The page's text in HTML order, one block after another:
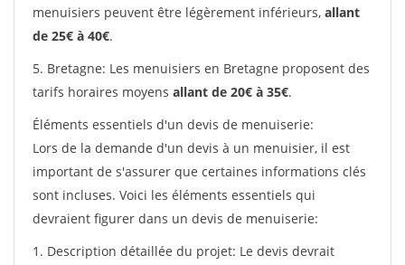
menuisiers peuvent être légèrement inférieurs, allant
de 25€ à 40€.
5. Bretagne: Les menuisiers en Bretagne proposent des
tarifs horaires moyens allant de 20€ à 35€.
Éléments essentiels d'un devis de menuiserie:
Lors de la demande d'un devis à un menuisier, il est
important de s'assurer que certaines informations clés
sont incluses. Voici les éléments essentiels qui
devraient figurer dans un devis de menuiserie:
1. Description détaillée du projet: Le devis devrait